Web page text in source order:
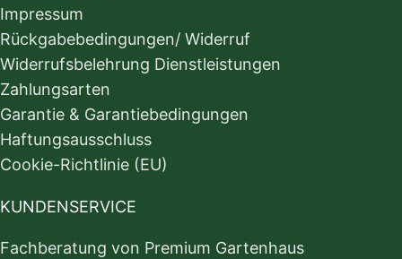
Impressum
Rückgabebedingungen/ Widerruf
Widerrufsbelehrung Dienstleistungen
Zahlungsarten
Garantie & Garantiebedingungen
Haftungsausschluss
Cookie-Richtlinie (EU)
KUNDENSERVICE
Fachberatung von Premium Gartenhaus